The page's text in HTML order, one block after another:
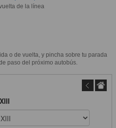
de la línea
o de vuelta, y pincha sobre tu parada
paso del próximo autobús.